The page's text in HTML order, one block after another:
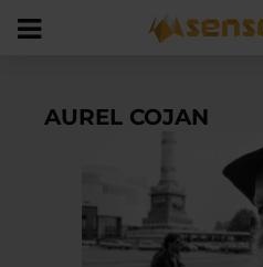
AUREL COJAN